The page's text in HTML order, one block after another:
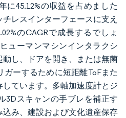
に45.12%の収益を占めました
レスインターフェースに支え
のCAGRで成長するでしょ
ューマンマシンインタラクシ
動し、ドアを開き、または無菌
ーするために短距離ToFまた
ています。多軸加速度計とジ
3Dスキャンの手ブレを補正す
み、建設および文化遺産保存